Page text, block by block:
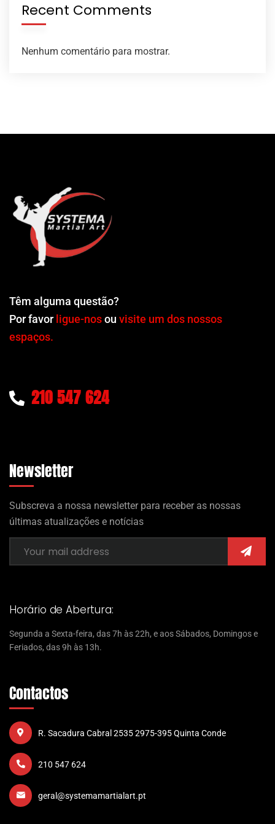
Recent Comments
Nenhum comentário para mostrar.
Têm alguma questão?
Por favor ligue-nosou visite um dos nossos
espaços.
210 547 624
Newsletter
Subscreva a nossa newsletter para receber as nossas
últimas atualizações e notícias
Horário de Abertura:
Segunda a Sexta-feira, das 7h às 22h, e aos Sábados, Domingos e
Feriados, das 9h às 13h.
Contactos
R. Sacadura Cabral 2535 2975-395 Quinta Conde
210 547 624
geral@systemamartialart.pt